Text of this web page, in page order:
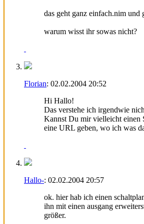
das geht ganz einfach.nim und
warum wisst ihr sowas nicht?
Florian: 02.02.2004 20:52
Hi Hallo!
Das verstehe ich irgendwie
Kannst Du mir vielleicht einen
eine URL geben, wo ich was
Hallo-: 02.02.2004 20:57
ok. hier hab ich einen
ihn mit einen ausgang
größer.